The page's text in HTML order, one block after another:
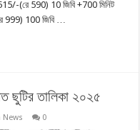
(রে 590) 10 জিবি +700 মিনিট
999) 100 জিবি …
ছুটির তালিকা ২০২৫
News 0